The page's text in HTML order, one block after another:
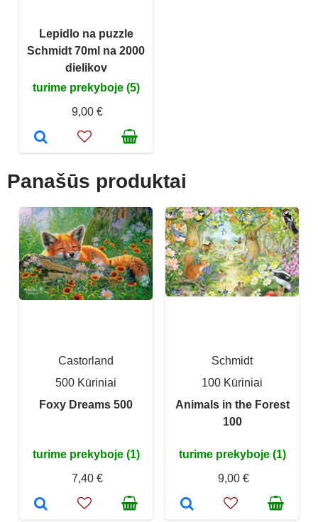
Lepidlo na puzzle
Schmidt 70ml na 2000
dielikov
turime prekyboje (5)
9,00 €
Panašūs produktai
Castorland
500 Kūriniai
Foxy Dreams 500
turime prekyboje (1)
7,40 €
Schmidt
100 Kūriniai
Animals in the Forest
100
turime prekyboje (1)
9,00 €